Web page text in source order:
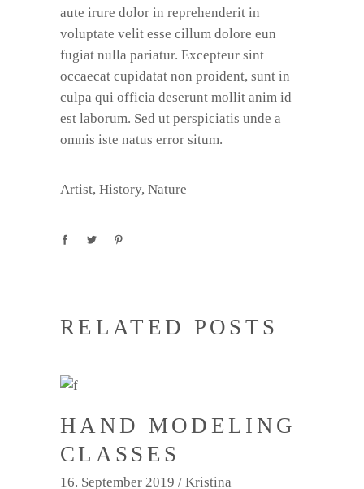
aute irure dolor in reprehenderit in
voluptate velit esse cillum dolore eun
fugiat nulla pariatur. Excepteur sint
occaecat cupidatat non proident, sunt in
culpa qui officia deserunt mollit anim id
est laborum. Sed ut perspiciatis unde a
omnis iste natus error situm.
Artist, History, Nature
RELATED POSTS
HAND MODELING
CLASSES
16. September 2019 Kristina